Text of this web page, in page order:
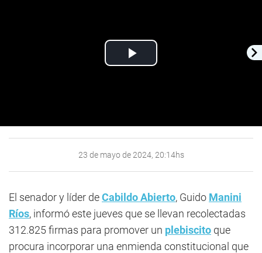
Play
23 de mayo de 2024, 20:14hs
El senador y líder deCabildo Abierto, Guido Manini
Ríos, informó este jueves que se llevan recolectadas
312.825 firmas para promover un plebiscito que
procura incorporar una enmienda constitucional que